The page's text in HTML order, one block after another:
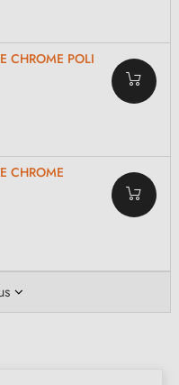
CHROME POLI
CHROME